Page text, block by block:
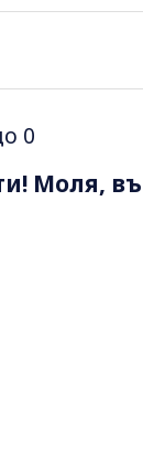
0
Моля,